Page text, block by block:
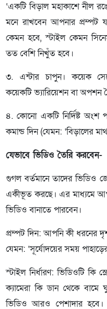
‘একটি বিড়াল মহাকাশে নীল
মনে রাখবেন আপনার প্রম্পট
কেমন হবে, স্টাইল কেমন
তত বেশি নিখুঁত হবে।
৩. এন্টার চাপুন। কয়েক
কয়েকটি ভ্যারিয়েশন বা অপশন
৪. কোনো একটি নির্দিষ্ট অংশ
কমান্ড দিন (যেমন: ‘বিড়ালের
যেভাবে ভিডিও তৈরি করবেন-
গুগল বর্তমানে তাদের ভিডিও
একীভূত করছে। এর মাধ্যমে
ভিডিও বানাতে পারবেন।
প্রম্পট দিন: আপনি কী ধরনের
যেমন: ‘সূর্যোদয়ের সময়
স্টাইল নির্ধারণ: ভিডিওটি কি
ক্যামেরা কি ডান থেকে
ভিডিও আরও পেশাদার